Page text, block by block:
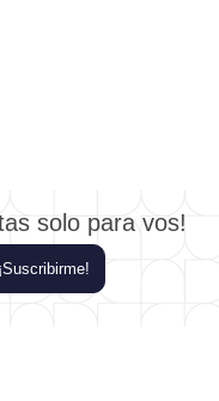
solo para vos!
¡Suscribirme!